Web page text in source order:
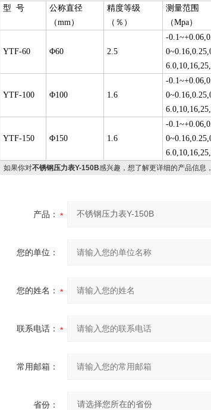
型 号
公称直径
（mm）
精度等级
（％）
测量范围
（Mpa）
YTF-60 Φ60 2.5
-
YTF-100 Φ100 1.6
-
YTF-150 Φ150 1.6
-
如果你对不锈钢压力表Y-150B感兴趣，想了解更详细的产品信息
产品：
您的单位：
您的姓名：
联系电话：
常用邮箱：
省份：